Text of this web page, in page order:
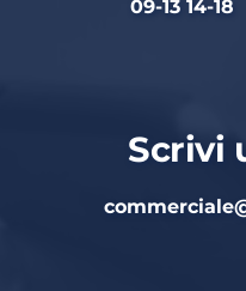
09-13 14-18
Scrivi
commerciale